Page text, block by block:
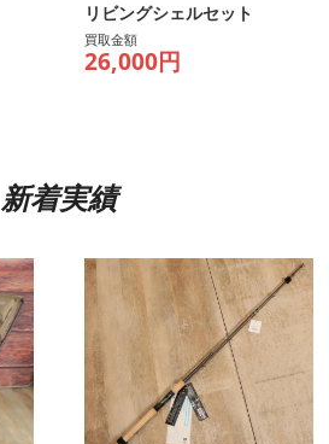
リビングシェルセット
買取金額
26,000円
新着実績